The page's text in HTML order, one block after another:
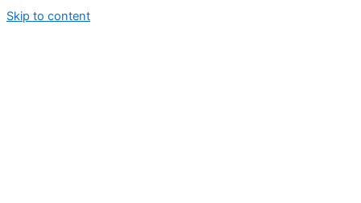
Skip to content